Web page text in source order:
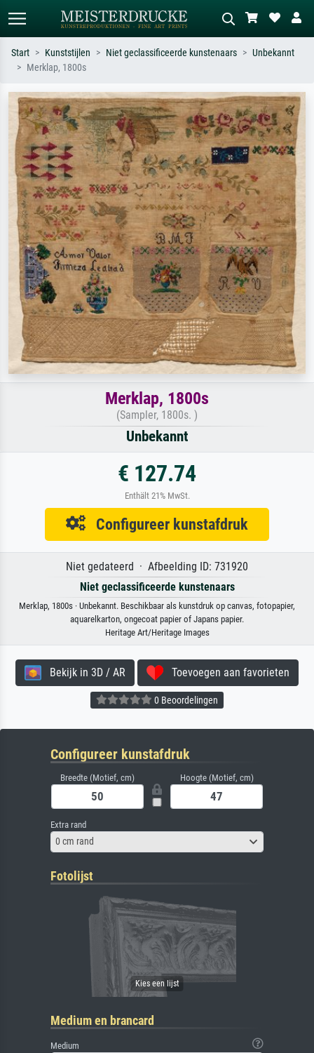
Zoek op kunstenaar, titel of stijl – bijv.
Monet, Sterrennacht, impressionisme,
Hokusai-golf, naakt.
Beschrijf de scène – bijv. groene
weide, abstract met veel rood, donker
olieverfschilderij, staand naakt naast
een boom.
Start Kunststijlen Niet geclassificeerde kunstenaars
Unbekannt
Merklap, 1800s
Merklap, 1800s
(Sampler, 1800s. )
Unbekannt
€ 127.74
Enthält 21% MwSt.
Configureer kunstafdruk
Niet gedateerd · Afbeelding ID: 731920
Niet geclassificeerde kunstenaars
Merklap, 1800s · Unbekannt. Beschikbaar als kunstdruk op canvas, fotopapier,
aquarelkarton, ongecoat papier of Japans papier.
Heritage Art/Heritage Images
Bekijk in 3D / AR Toevoegen aan favorieten
0 Beoordelingen
Configureer kunstafdruk
Breedte (Motief, cm) Hoogte (Motief, cm)
Extra rand
0 cm rand
Fotolijst
Medium en brancard
Medium